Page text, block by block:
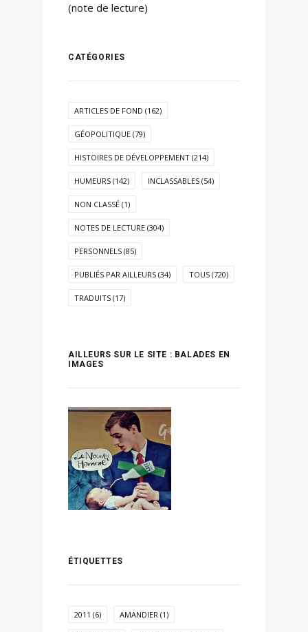
(note de lecture)
CATÉGORIES
ARTICLES DE FOND (162)
GÉOPOLITIQUE (79)
HISTOIRES DE DÉVELOPPEMENT (214)
HUMEURS (142) INCLASSABLES (54)
NON CLASSÉ (1)
NOTES DE LECTURE (304)
PERSONNELS (85)
PUBLIÉS PAR AILLEURS (34) TOUS (720)
TRADUITS (17)
AILLEURS SUR LE SITE : BALADES EN
IMAGES
ÉTIQUETTES
2011 (6) AMANDIER (1)